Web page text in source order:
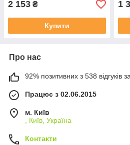
2 153 ₴
Купити
1
Про нас
92% позитивних з 538 відгуків
Працює з 02.06.2015
м. Київ
, Київ, Україна
Контакти